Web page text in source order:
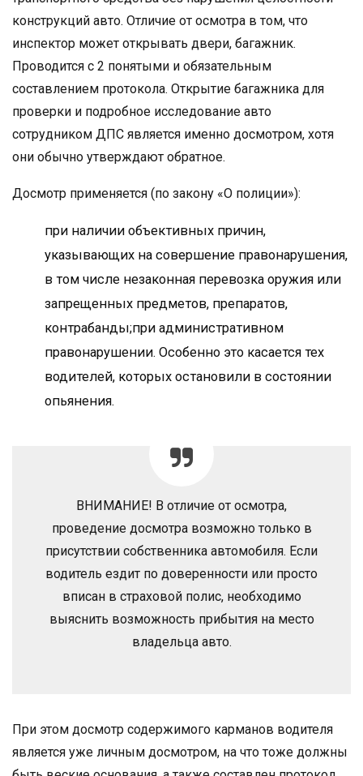
конструкций авто. Отличие от осмотра в том, что
инспектор может открывать двери, багажник.
Проводится с 2 понятыми и обязательным
составлением протокола. Открытие багажника для
проверки и подробное исследование авто
сотрудником ДПС является именно досмотром, хотя
они обычно утверждают обратное.
Досмотр применяется (по закону «О полиции»):
при наличии объективных причин,
указывающих на совершение правонарушения,
в том числе незаконная перевозка оружия или
запрещенных предметов, препаратов,
контрабанды;при административном
правонарушении. Особенно это касается тех
водителей, которых остановили в состоянии
опьянения.
ВНИМАНИЕ! В отличие от осмотра,
проведение досмотра возможно только в
присутствии собственника автомобиля. Если
водитель ездит по доверенности или просто
вписан в страховой полис, необходимо
выяснить возможность прибытия на место
владельца авто.
При этом досмотр содержимого карманов водителя
является уже личным досмотром, на что тоже должны